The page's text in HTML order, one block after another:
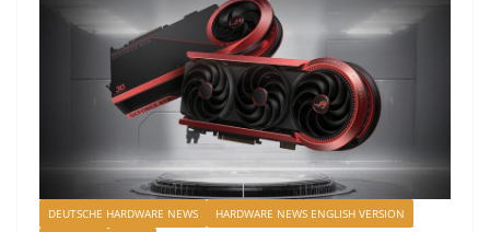
DEUTSCHE HARDWARE NEWS
HARDWARE NEWS ENGLISH VERSION